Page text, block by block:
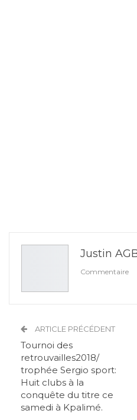
Justin
Commentaire
ARTICLE PRÉCÉDENT
Tournoi des
retrouvailles2018/
trophée Sergio sport:
Huit clubs à la
conquête du titre ce
samedi à Kpalimé.